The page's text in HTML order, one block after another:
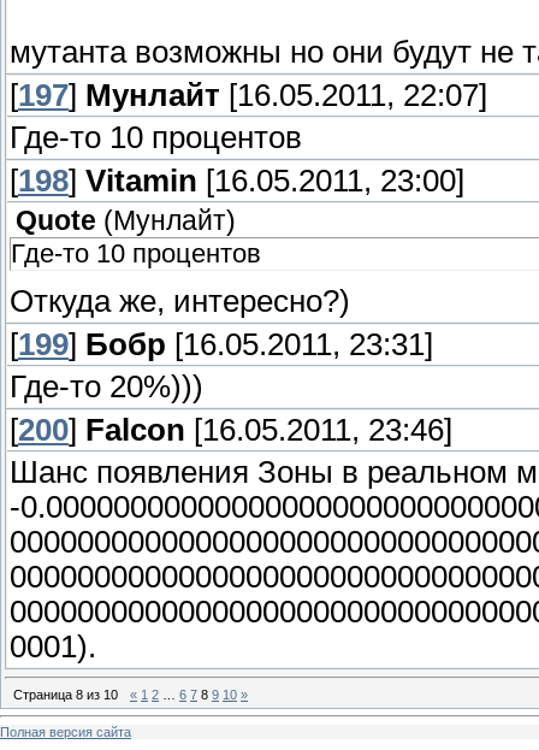
мутанта возможны но они будут не
[197] Мунлайт [16.05.2011, 22:07]
Где-то 10 процентов
[198] Vitamin [16.05.2011, 23:00]
Quote (Мунлайт)
Где-то 10 процентов
Откуда же, интересно?)
[199] Бобр [16.05.2011, 23:31]
Где-то 20%)))
[200] Falcon [16.05.2011, 23:46]
Шанс появления Зоны в реальном
-
0001).
Страница 8 из 10 « 1 2 6 7 8 9 10 »
Полная версия сайта